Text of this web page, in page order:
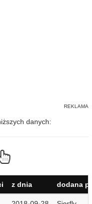
danych:
z dnia dodana